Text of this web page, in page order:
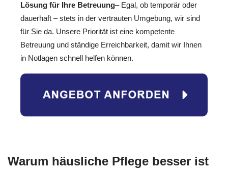
Lösung für Ihre Betreuung– Egal, ob temporär oder
dauerhaft – stets in der vertrauten Umgebung, wir sind
für Sie da. Unsere Priorität ist eine kompetente
Betreuung und ständige Erreichbarkeit, damit wir Ihnen
in Notlagen schnell helfen können.
Warum häusliche Pflege besser ist